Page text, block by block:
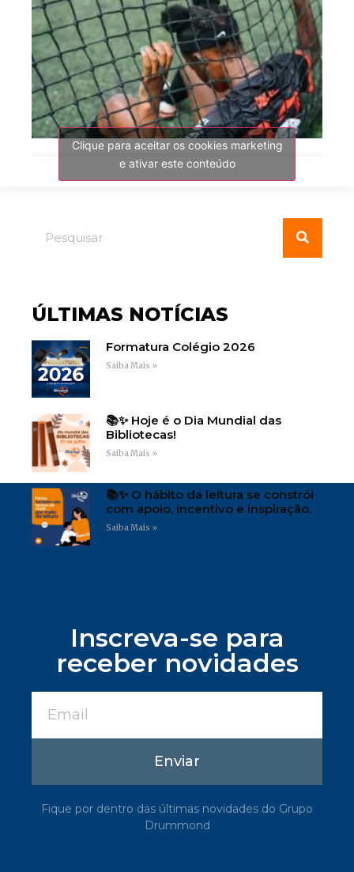
Clique para aceitar os cookies marketing
e ativar este conteúdo
ÚLTIMAS NOTÍCIAS
Formatura Colégio 2026
Saiba Mais »
📚✨ Hoje é o Dia Mundial das
Bibliotecas!
Saiba Mais »
📚✨ O hábito da leitura se constrói
com apoio, incentivo e inspiração.
Saiba Mais »
Inscreva-se para
receber novidades
Enviar
Fique por dentro das últimas novidades do Grupo
Drummond